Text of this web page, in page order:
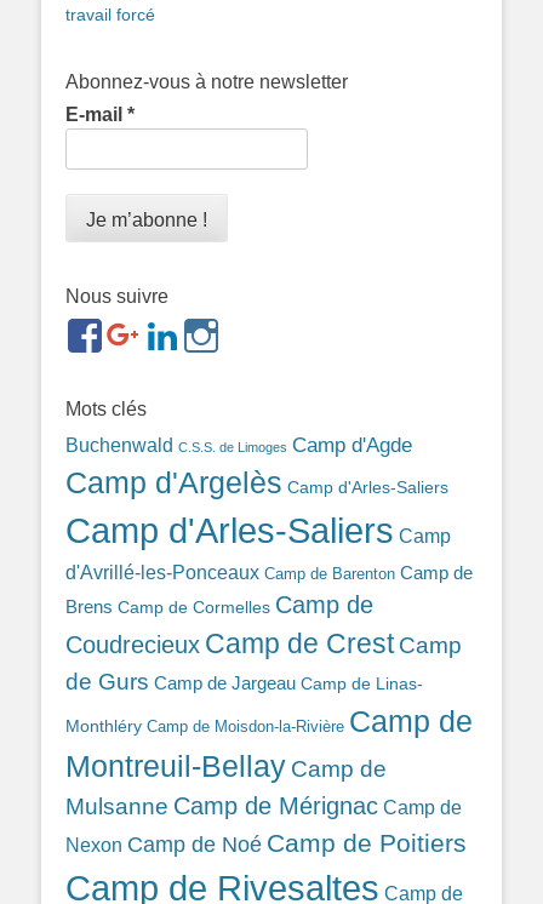
travail forcé
Abonnez-vous à notre newsletter
E-mail *
Nous suivre
https://www.facebook.com/groups/
ref=br_rs
https://plus.google.com/b/
https://www.linkedin.com/in/gigi-
bonin-
Mots clés
Buchenwald C.S.S. de Limoges Camp d'Agde
Camp d'Argelès Camp d'Arles-Saliers
Camp d'Arles-Saliers Camp
d'Avrillé-les-Ponceaux Camp de Barenton Camp de
Brens Camp de Cormelles Camp de
Coudrecieux Camp de Crest Camp
de Gurs Camp de Jargeau Camp de Linas-
Monthléry Camp de Moisdon-la-Rivière Camp de
Montreuil-Bellay Camp de
Mulsanne Camp de Mérignac Camp de
Nexon Camp de Noé Camp de Poitiers
Camp de Rivesaltes Camp de